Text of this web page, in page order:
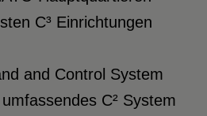
C³ Einrichtungen
and Control System
C² System